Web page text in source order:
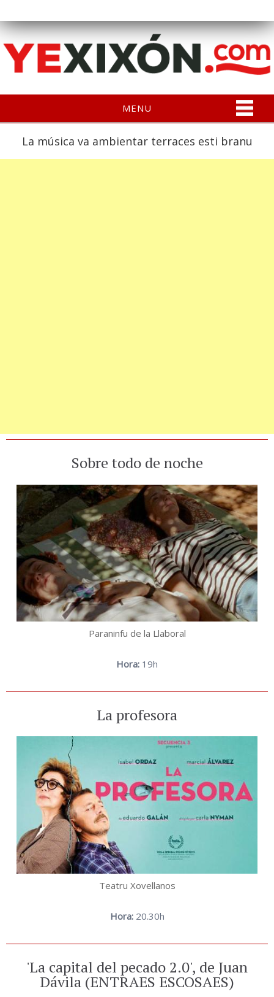
MENU
La música va ambientar terraces esti branu
Sobre todo de noche
Paraninfu de la Llaboral
Hora: 19h
La profesora
Teatru Xovellanos
Hora:20.30h
'La capital del pecado 2.0', de Juan
Dávila (ENTRAES ESCOSAES)